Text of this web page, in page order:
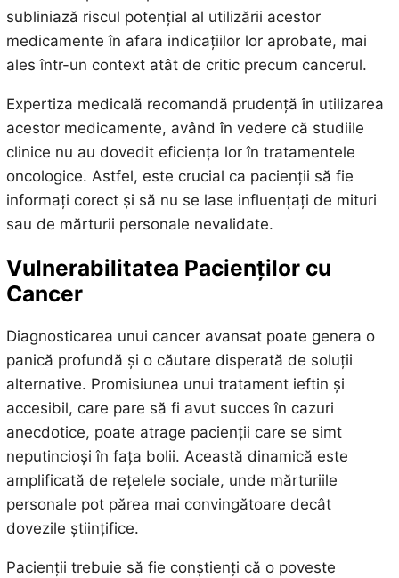
subliniază riscul potențial al utilizării acestor
medicamente în afara indicațiilor lor aprobate, mai
ales într-un context atât de critic precum cancerul.
Expertiza medicală recomandă prudență în utilizarea
acestor medicamente, având în vedere că studiile
clinice nu au dovedit eficiența lor în tratamentele
oncologice. Astfel, este crucial ca pacienții să fie
informați corect și să nu se lase influențați de mituri
sau de mărturii personale nevalidate.
Vulnerabilitatea Pacienților cu
Cancer
Diagnosticarea unui cancer avansat poate genera o
panică profundă și o căutare disperată de soluții
alternative. Promisiunea unui tratament ieftin și
accesibil, care pare să fi avut succes în cazuri
anecdotice, poate atrage pacienții care se simt
neputincioși în fața bolii. Această dinamică este
amplificată de rețelele sociale, unde mărturiile
personale pot părea mai convingătoare decât
dovezile științifice.
Pacienții trebuie să fie conștienți că o poveste